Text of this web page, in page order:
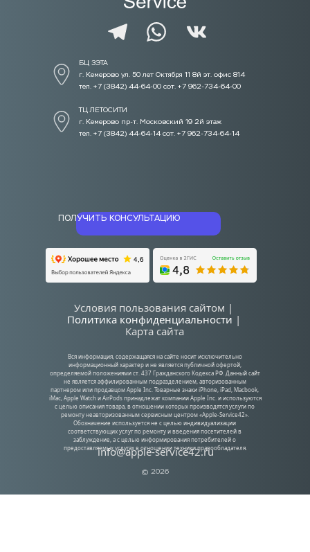
© 2026
БЦ ЗЭТА
г. Кемерово ул. 50 лет Октября 11 8й эт. офис 814
тел. +7 (3842) 44-64-00 сот. +7 962-734-64-00
info@apple-service42.ru
Вся информация, содержащаяся на сайте носит исключительно
информационный характер и не является публичной офертой,
определяемой положениями ст. 437 Гражданского Кодекса РФ. Данный сайт
не является аффилированным подразделением, авторизованным
партнером или продавцом Apple Inc. Товарные знаки iPhone, iPad, Macbook,
iMac, Apple Watch и AirPods принадлежат компании Apple Inc. и используются
с целью описания товара, в отношении которых производятся услуги по
ремонту неавторизованным сервисным центром «Apple-Service42».
Обозначение используется не с целью индивидуализации
соответствующих услуг по ремонту и введения посетителей в
заблуждение, а с целью информирования потребителей о
предоставляемых услугах в отношении техники правообладателя.
Политика конфиденциальности |
Карта сайта
ТЦ ЛЕТОСИТИ
г. Кемерово пр-т. Московский 19 2й этаж
тел. +7 (3842) 44-64-14 сот. +7 962-734-64-14
ПОЛУЧИТЬ КОНСУЛЬТАЦИЮ